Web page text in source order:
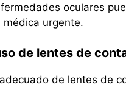
oculares
médica urgente.
de lentes de
de lentes de